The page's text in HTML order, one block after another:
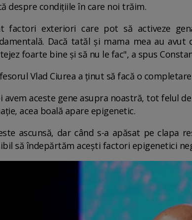
despre condițiile în care noi trăim.
factori exteriori care pot să activeze
Dacă tatăl și mama mea au avut
foarte bine și să nu le fac", a spus
Vlad Ciurea a ținut să facă o
avem aceste gene asupra noastră, tot felul
acea boală apare epigenetic.
ascunsă, dar când s-a apăsat pe clapa
să îndepărtăm acești factori epigenetici